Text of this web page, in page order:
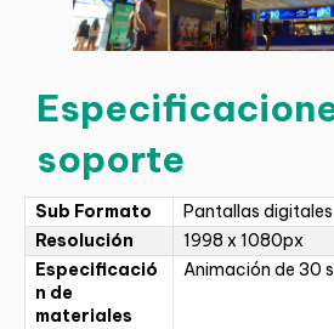
soporte
Sub Formato
Pantallas digitales
Resolución
1998 x 1080px
Especificació
n de
materiales
Animación de 30